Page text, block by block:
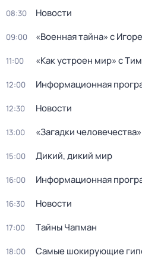
08:30 Новости
09:00 «Военная тайна» с
11:00 «Как устроен мир» с
12:00 Информационная
12:30 Новости
13:00 «Загадки
15:00 Дикий, дикий мир
16:00 Информационная
16:30 Новости
17:00 Тaйны Чапман
18:00 Самые шoкиpующие